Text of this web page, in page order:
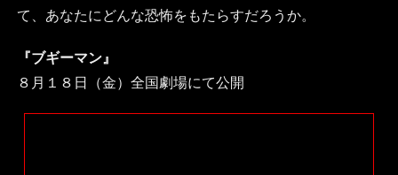
て、あなたにどんな恐怖をもたらすだろうか。
『ブギーマン』
８月１８日（金）全国劇場にて公開